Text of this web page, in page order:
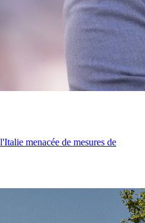
menacée de mesures de